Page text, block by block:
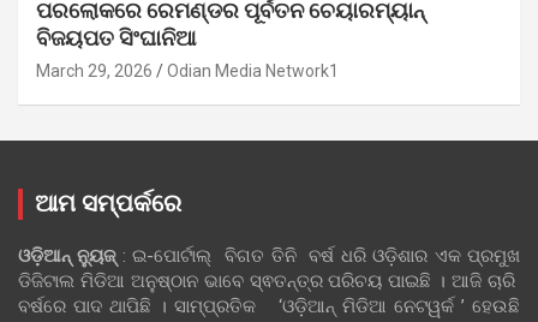
ପରଲୋକରେ ରେମଣ୍ଡର ପୂର୍ବତନ ଚେୟାରମ୍ୟାନ୍
ବିଜୟପତ ସିଂଘାନିଆ
March 29, 2026 Odian Media Network1
ଆମ ସମ୍ପର୍କରେ
ଓଡ଼ିଆନ୍‍ ନ୍ୟୁଜ୍‍: ଇ-ପୋର୍ଟାଲ୍ ବିଗତ ତିନି ବର୍ଷ ଧରି ଓଡ଼ିଶାର ଏକ ପ୍ରମୁଖ
ଡିଜିଟାଲ ମିଡିଆ ଅନୁଷ୍ଠାନ ଭାବେ ସ୍ଵତନ୍ତ୍ର ପରିଚୟ ପାଇଛି । ଆଜି ଚାରି
ବର୍ଷରେ ପାଦ ଥାପିଛି । ସାମ୍ପ୍ରତିକ ‘ଓଡ଼ିଆନ୍‍ ମିଡିଆ ନେଟୱର୍କ ’ ହେଉଛି